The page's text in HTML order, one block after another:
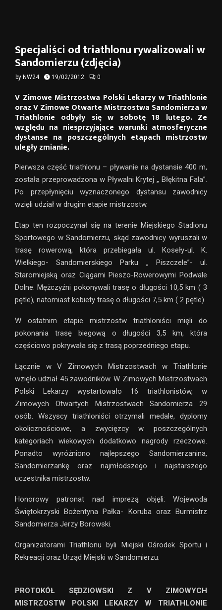
Specjaliści od triathlonu rywalizowali w
Sandomierzu (zdjęcia)
by NW24 19/02/2012 0
V Zimowe Mistrzostwa Polski Lekarzy w Triathlonie
oraz V Zimowe Otwarte Mistrzostwa Sandomierza w
Triathlonie odbyły się w sobotę 18 lutego. Ze
względu na niesprzyjające warunki atmosferyczne
dystanse na poszczególnych etapach mistrzostw
uległy zmianie.
Pierwsza część triathlonu – pływanie na dystansie 400 m,
została przeprowadzona w Pływalni Krytej „ Błękitna Fala”.
Po przepłynięciu wyznaczonego dystansu zawodnicy
wzięli udział w drugim etapie mistrzostw.
Etap ten rozpoczynał się na terenie Miejskiego Stadionu
Sportowego w Sandomierzu, skąd zawodnicy wyruszali w
trasę rowerową, która przebiegała ul. Koseły-ul. K.
Wielkiego- Sandomierskiego Parku „ Piszczele”- ul.
Staromiejską oraz Ciągami Pieszo-Rowerowymi Podwale
Dolne. Mężczyźni pokonywali trasę o długości 10,5 km ( 3
pętle), natomiast kobiety trasę o długości 7,5 km ( 2 pętle).
W ostatnim etapie mistrzostw triathloniści mięli do
pokonania trasę biegową o długości 3,5 km, która
częściowo pokrywała się z trasą poprzedniego etapu.
Łącznie w V Zimowych Mistrzostwach w Triathlonie
wzięło udział 45 zawodników. W Zimowych Mistrzostwach
Polski Lekarzy wystartowało 16 triathlonistów, w
Zimowych Otwartych Mistrzostwach Sandomierza 29
osób. Wszyscy triathloniści otrzymali medale, dyplomy
okolicznościowe, a zwycięzcy w poszczególnych
kategoriach wiekowych dodatkowo nagrody rzeczowe.
Ponadto wyróżniono najlepszego Sandomierzanina,
Sandomierzankę oraz najmłodszego i najstarszego
uczestnika mistrzostw.
Honorowy patronat nad imprezą objęli: Wojewoda
Świętokrzyski Bożentyna Pałka- Koruba oraz Burmistrz
Sandomierza Jerzy Borowski.
Organizatorami Triathlonu byli Miejski Ośrodek Sportu i
Rekreacji oraz Urząd Miejski w Sandomierzu.
PROTOKÓŁ SĘDZIOWSKI Z V ZIMOWYCH
MISTRZOSTW POLSKI LEKARZY W TRIATHLONIE